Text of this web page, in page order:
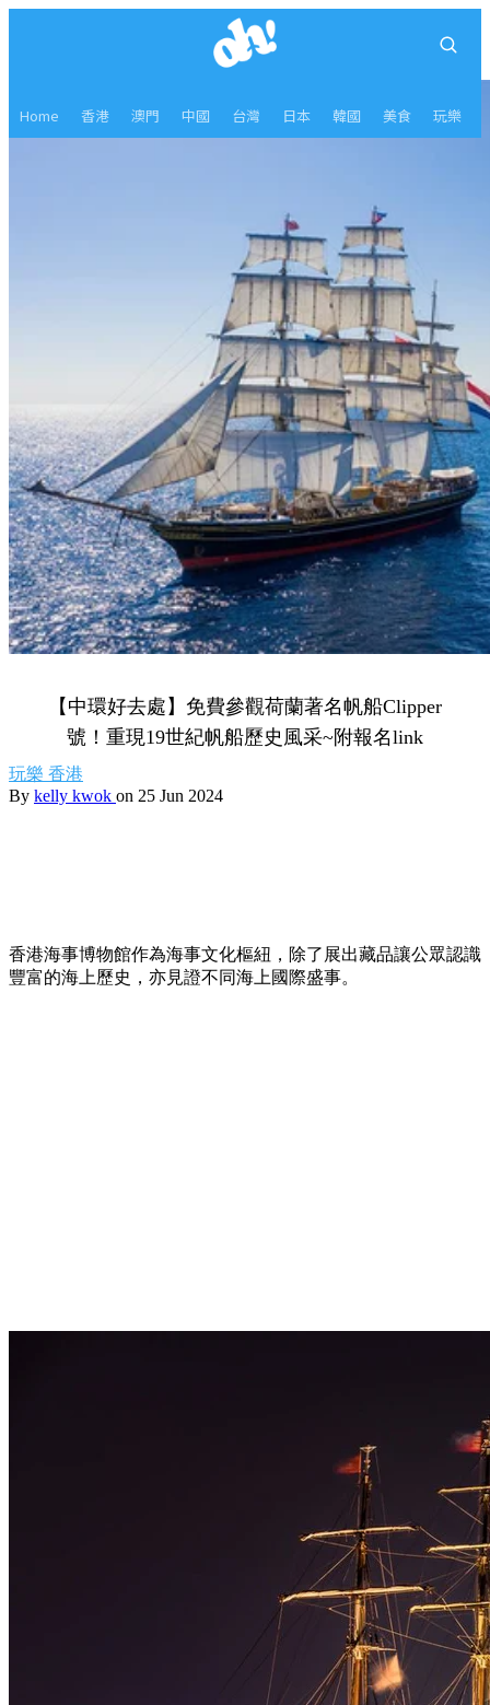
Home 香港 澳門 中國 台灣 日本 韓國 美食 玩樂
【中環好去處】免費參觀荷蘭著名帆船Clipper
號！重現19世紀帆船歷史風采~附報名link
玩樂 香港
By kelly kwok on 25 Jun 2024
香港海事博物館作為海事文化樞紐，除了展出藏品讓公眾認識
豐富的海上歷史，亦見證不同海上國際盛事。